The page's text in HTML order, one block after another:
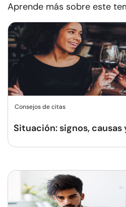
Aprende más sobre este
Consejos de citas
Situación: signos,